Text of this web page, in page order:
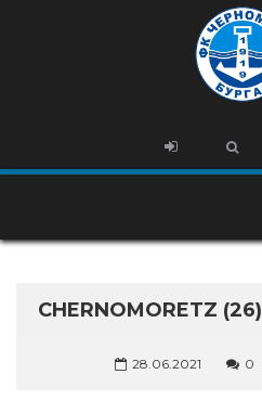
CHERNOMORETZ (26)
28.06.2021 0